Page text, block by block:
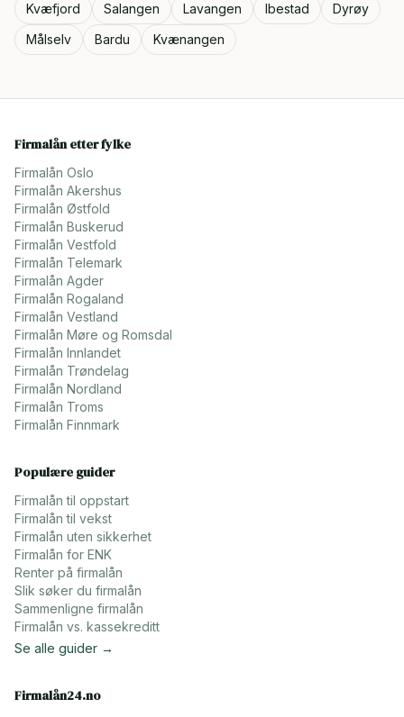
Kvæfjord
Salangen Lavangen Ibestad
Dyrøy
Målselv
Bardu Kvænangen
Firmalån etter fylke
Firmalån Oslo
Firmalån Akershus
Firmalån Østfold
Firmalån Buskerud
Firmalån Vestfold
Firmalån Telemark
Firmalån Agder
Firmalån Rogaland
Firmalån Vestland
Firmalån Møre og Romsdal
Firmalån Innlandet
Firmalån Trøndelag
Firmalån Nordland
Firmalån Troms
Firmalån Finnmark
Populære guider
Firmalån til oppstart
Firmalån til vekst
Firmalån uten sikkerhet
Firmalån for ENK
Renter på firmalån
Slik søker du firmalån
Sammenligne firmalån
Firmalån vs. kassekreditt
Se alle guider →
Firmalån24.no